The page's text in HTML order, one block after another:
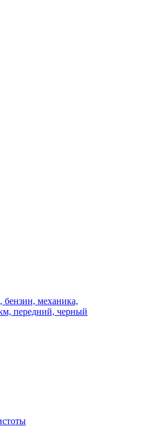
механика,
передний, черный